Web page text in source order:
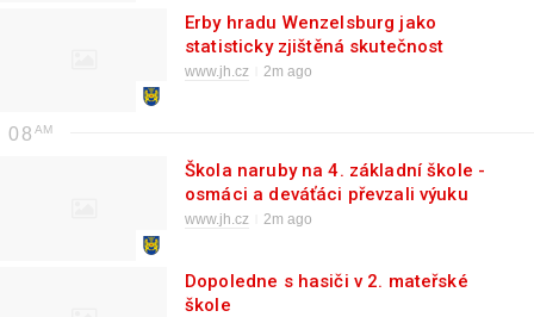
Erby hradu Wenzelsburg jako
statisticky zjištěná skutečnost
www.jh.cz 2m ago
08
Škola naruby na 4. základní škole -
osmáci a deváťáci převzali výuku
www.jh.cz 2m ago
Dopoledne s hasiči v 2. mateřské
škole